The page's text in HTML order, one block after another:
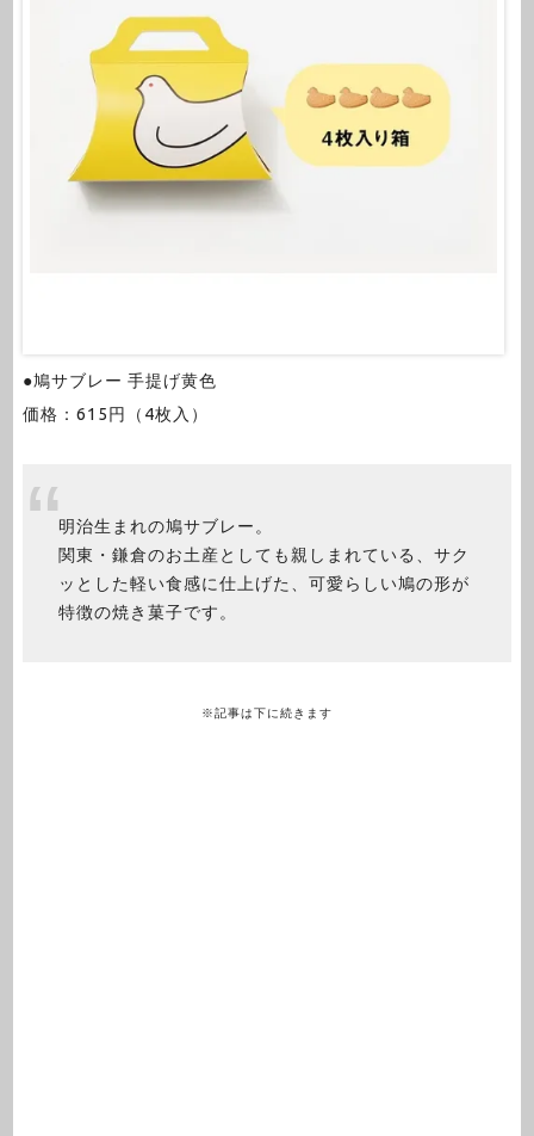
●鳩サブレー 手提げ黄色
価格：615円（4枚入）
明治生まれの鳩サブレー。
関東・鎌倉のお土産としても親しまれている、サク
ッとした軽い食感に仕上げた、可愛らしい鳩の形が
特徴の焼き菓子です。
※記事は下に続きます